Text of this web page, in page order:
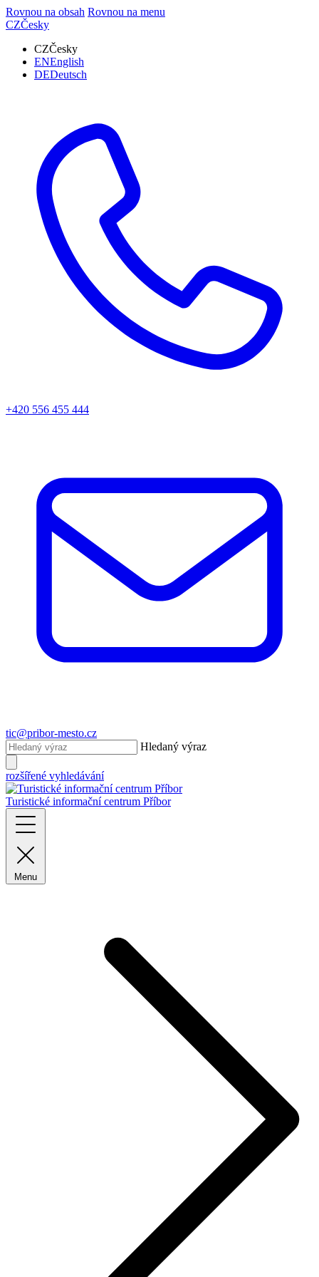
Rovnou na obsah Rovnou na menu
CZČesky
CZČesky
ENEnglish
DEDeutsch
+420 556 455 444
tic@pribor-mesto.cz
Hledaný výraz
rozšířené vyhledávání
Turistické informační centrum Příbor
Menu